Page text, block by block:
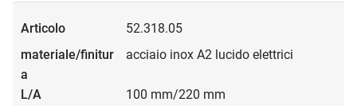
52.318.05
acciaio inox A2 lucido elettrici
100 mm/220 mm